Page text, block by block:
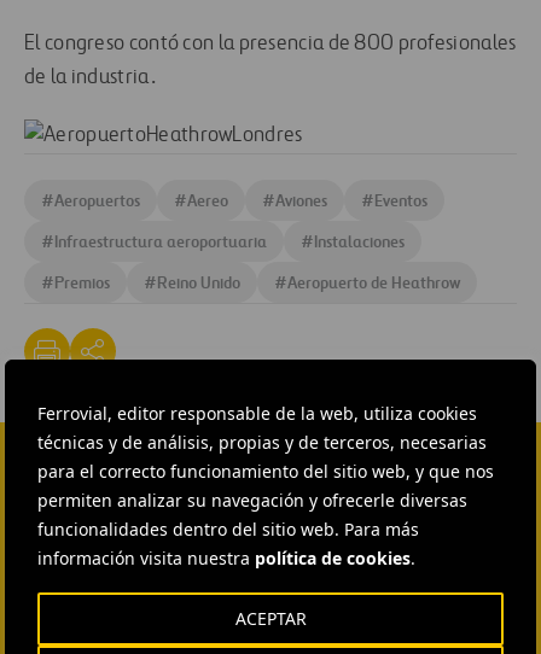
Ferrovial, editor responsable de la web, utiliza cookies
técnicas y de análisis, propias y de terceros, necesarias
para el correcto funcionamiento del sitio web, y que nos
permiten analizar su navegación y ofrecerle diversas
funcionalidades dentro del sitio web. Para más
información visita nuestra política de cookies.
ACEPTAR
El congreso contó con la presencia de 800 profesionales
de la industria.
#Aeropuertos #Aereo #Aviones #Eventos
#Infraestructura aeroportuaria #Instalaciones
#Premios #Reino Unido #Aeropuerto de Heathrow
CONTACTA CON NOSOTROS
HEAD OF EXTERNAL
COMMUNICATION AND
INSTITUTIONAL RELATIONS
Ana García Ruiz
ENVIAR CORREO